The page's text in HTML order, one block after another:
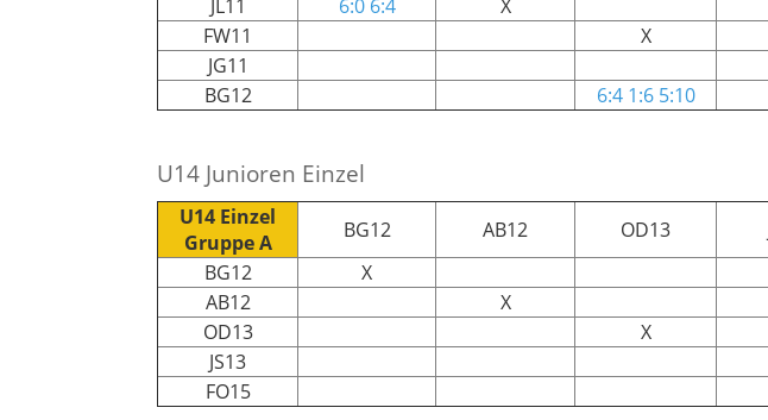
JL11
6:0 6:4 X
FW11
X
JG11
BG12
6:4 1:6 5:10
U14 Junioren Einzel
U14 Einzel
Gruppe A
BG12 AB12 OD13
BG12
X
AB12
X
OD13
X
JS13
FO15